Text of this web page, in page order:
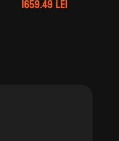
1659.49lei